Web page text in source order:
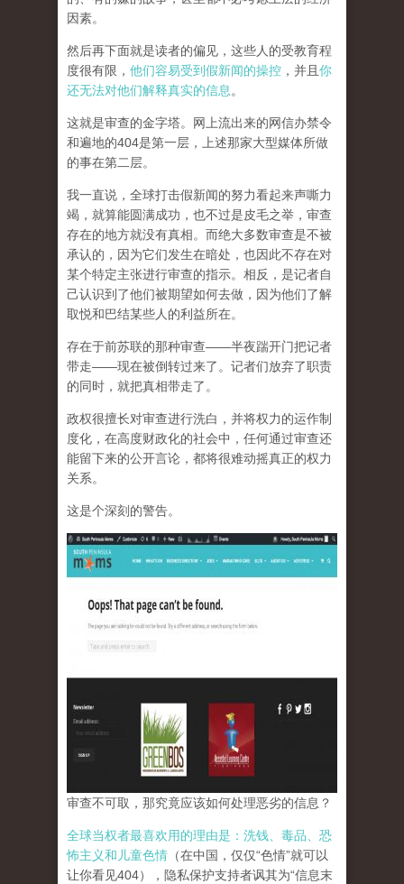
因素。
然后再下面就是读者的偏见，这些人的受教育程
度很有限， 他们容易受到假新闻的操控 ，并且 你
还无法对他们解释真实的信息 。
这就是审查的金字塔。网上流出来的网信办禁令
和遍地的404是第一层，上述那家大型媒体所做
的事在第二层。
我一直说，全球打击假新闻的努力看起来声嘶力
竭，就算能圆满成功，也不过是皮毛之举，审查
存在的地方就没有真相。而绝大多数审查是不被
承认的，因为它们发生在暗处，也因此不存在对
某个特定主张进行审查的指示。相反，是记者自
己认识到了他们被期望如何去做，因为他们了解
取悦和巴结某些人的利益所在。
存在于前苏联的那种审查——半夜踹开门把记者
带走——现在被倒转过来了。记者们放弃了职责
的同时，就把真相带走了。
政权很擅长对审查进行洗白，并将权力的运作制
度化，在高度财政化的社会中，任何通过审查还
能留下来的公开言论，都将很难动摇真正的权力
关系。
这是个深刻的警告。
审查不可取，那究竟应该如何处理恶劣的信息？
全球当权者最喜欢用的理由是：洗钱、毒品、恐
怖主义和儿童色情 （在中国，仅仅“色情”就可以
让你看见404），隐私保护支持者讽其为“信息末